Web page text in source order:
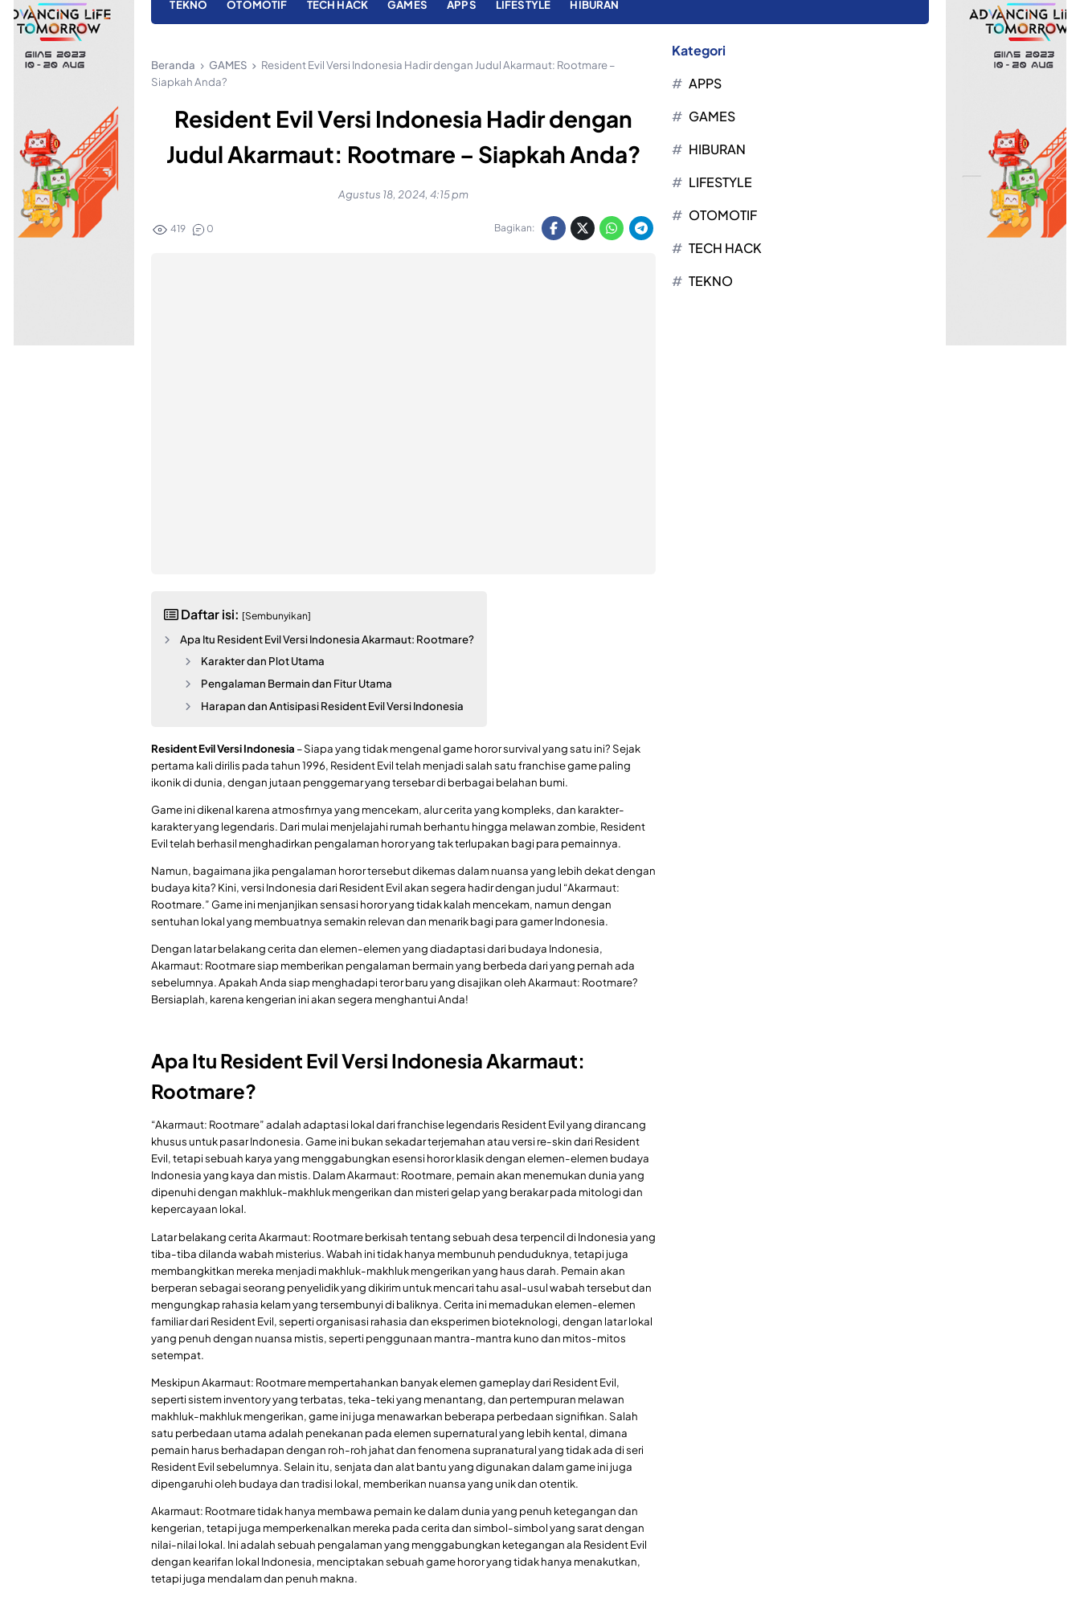
TEKNO OTOMOTIF TECH HACK GAMES APPS LIFESTYLE HIBURAN
Beranda GAMES
Resident Evil Versi Indonesia Hadir dengan Judul Akarmaut: Rootmare –
Siapkah Anda?
Resident Evil Versi Indonesia Hadir dengan
Judul Akarmaut: Rootmare – Siapkah Anda?
Agustus 18, 2024, 4:15 pm
419 0 Bagikan:
Daftar isi: [Sembunyikan]
Apa Itu Resident Evil Versi Indonesia Akarmaut: Rootmare?
Karakter dan Plot Utama
Pengalaman Bermain dan Fitur Utama
Harapan dan Antisipasi Resident Evil Versi Indonesia
Resident Evil Versi Indonesia – Siapa yang tidak mengenal game horor survival yang satu ini? Sejak
pertama kali dirilis pada tahun 1996, Resident Evil telah menjadi salah satu franchise game paling
ikonik di dunia, dengan jutaan penggemar yang tersebar di berbagai belahan bumi.
Game ini dikenal karena atmosfirnya yang mencekam, alur cerita yang kompleks, dan karakter-
karakter yang legendaris. Dari mulai menjelajahi rumah berhantu hingga melawan zombie, Resident
Evil telah berhasil menghadirkan pengalaman horor yang tak terlupakan bagi para pemainnya.
Namun, bagaimana jika pengalaman horor tersebut dikemas dalam nuansa yang lebih dekat dengan
budaya kita? Kini, versi Indonesia dari Resident Evil akan segera hadir dengan judul “Akarmaut:
Rootmare.” Game ini menjanjikan sensasi horor yang tidak kalah mencekam, namun dengan
sentuhan lokal yang membuatnya semakin relevan dan menarik bagi para gamer Indonesia.
Dengan latar belakang cerita dan elemen-elemen yang diadaptasi dari budaya Indonesia,
Akarmaut: Rootmare siap memberikan pengalaman bermain yang berbeda dari yang pernah ada
sebelumnya. Apakah Anda siap menghadapi teror baru yang disajikan oleh Akarmaut: Rootmare?
Bersiaplah, karena kengerian ini akan segera menghantui Anda!
Apa Itu Resident Evil Versi Indonesia Akarmaut:
Rootmare?
“Akarmaut: Rootmare” adalah adaptasi lokal dari franchise legendaris Resident Evil yang dirancang
khusus untuk pasar Indonesia. Game ini bukan sekadar terjemahan atau versi re-skin dari Resident
Evil, tetapi sebuah karya yang menggabungkan esensi horor klasik dengan elemen-elemen budaya
Indonesia yang kaya dan mistis. Dalam Akarmaut: Rootmare, pemain akan menemukan dunia yang
dipenuhi dengan makhluk-makhluk mengerikan dan misteri gelap yang berakar pada mitologi dan
kepercayaan lokal.
Latar belakang cerita Akarmaut: Rootmare berkisah tentang sebuah desa terpencil di Indonesia yang
tiba-tiba dilanda wabah misterius. Wabah ini tidak hanya membunuh penduduknya, tetapi juga
membangkitkan mereka menjadi makhluk-makhluk mengerikan yang haus darah. Pemain akan
berperan sebagai seorang penyelidik yang dikirim untuk mencari tahu asal-usul wabah tersebut dan
mengungkap rahasia kelam yang tersembunyi di baliknya. Cerita ini memadukan elemen-elemen
familiar dari Resident Evil, seperti organisasi rahasia dan eksperimen bioteknologi, dengan latar lokal
yang penuh dengan nuansa mistis, seperti penggunaan mantra-mantra kuno dan mitos-mitos
setempat.
Meskipun Akarmaut: Rootmare mempertahankan banyak elemen gameplay dari Resident Evil,
seperti sistem inventory yang terbatas, teka-teki yang menantang, dan pertempuran melawan
makhluk-makhluk mengerikan, game ini juga menawarkan beberapa perbedaan signifikan. Salah
satu perbedaan utama adalah penekanan pada elemen supernatural yang lebih kental, dimana
pemain harus berhadapan dengan roh-roh jahat dan fenomena supranatural yang tidak ada di seri
Resident Evil sebelumnya. Selain itu, senjata dan alat bantu yang digunakan dalam game ini juga
dipengaruhi oleh budaya dan tradisi lokal, memberikan nuansa yang unik dan otentik.
Akarmaut: Rootmare tidak hanya membawa pemain ke dalam dunia yang penuh ketegangan dan
kengerian, tetapi juga memperkenalkan mereka pada cerita dan simbol-simbol yang sarat dengan
nilai-nilai lokal. Ini adalah sebuah pengalaman yang menggabungkan ketegangan ala Resident Evil
dengan kearifan lokal Indonesia, menciptakan sebuah game horor yang tidak hanya menakutkan,
tetapi juga mendalam dan penuh makna.
Kategori
APPS
GAMES
HIBURAN
LIFESTYLE
OTOMOTIF
TECH HACK
TEKNO